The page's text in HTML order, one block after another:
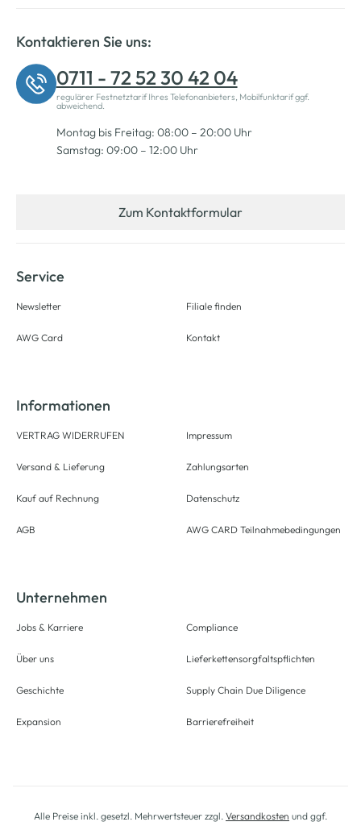
Kontaktieren Sie uns:
0711 - 72 52 30 42 04
regulärer Festnetztarif Ihres Telefonanbieters, Mobilfunktarif ggf.
abweichend.
Montag bis Freitag: 08:00 – 20:00 Uhr
Samstag: 09:00 – 12:00 Uhr
Zum Kontaktformular
Service
Newsletter
AWG Card
Filiale finden
Kontakt
Informationen
VERTRAG WIDERRUFEN
Versand & Lieferung
Kauf auf Rechnung
AGB
Impressum
Zahlungsarten
Datenschutz
AWG CARD Teilnahmebedingungen
Unternehmen
Jobs & Karriere
Über uns
Geschichte
Expansion
Compliance
Lieferkettensorgfaltspflichten
Supply Chain Due Diligence
Barrierefreiheit
Alle Preise inkl. gesetzl. Mehrwertsteuer zzgl. Versandkosten und ggf.